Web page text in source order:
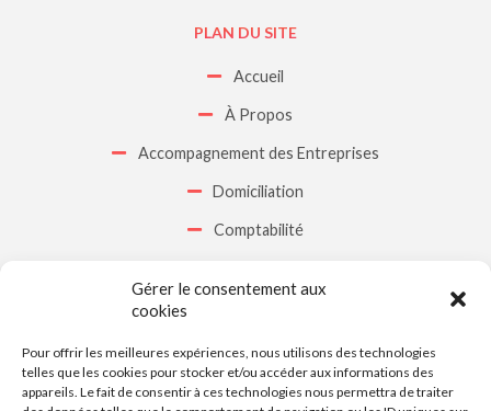
Gérer le consentement aux
cookies
Pour offrir les meilleures expériences, nous utilisons des technologies
telles que les cookies pour stocker et/ou accéder aux informations des
appareils. Le fait de consentir à ces technologies nous permettra de traiter
PLAN DU SITE
Accueil
À Propos
Accompagnement des Entreprises
Domiciliation
Comptabilité
CONTACT
DU LUNDI AU VENDREDI